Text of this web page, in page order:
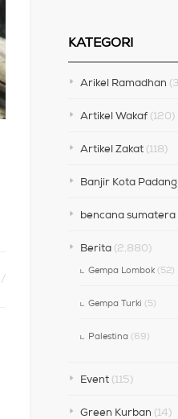
KATEGORI
Arikel Ramadhan
Artikel Wakaf (120)
Artikel Zakat (118)
Banjir Kota Padang
bencana sumatera
Berita (2,880)
Gempa Lombok (52)
Gempa Turki (5)
Palestina (69)
Event (115)
Green Kurban (14)